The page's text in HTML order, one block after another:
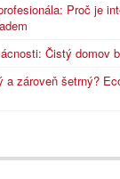
Proč je
Čistý domov
a zároveň šetrný?